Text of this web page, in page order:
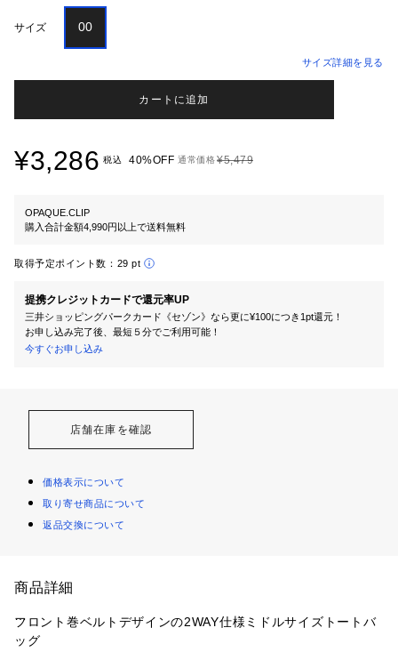
サイズ 00
サイズ詳細を見る
カートに追加
¥3,286 税込 40%OFF 通常価格¥5,479
OPAQUE.CLIP
購入合計金額4,990円以上で送料無料
取得予定ポイント数： 29 pt
提携クレジットカードで還元率UP
三井ショッピングパークカード《セゾン》なら更に¥100につき1pt還元！
お申し込み完了後、最短５分でご利用可能！
今すぐお申し込み
店舗在庫を確認
価格表示について
取り寄せ商品について
返品交換について
商品詳細
フロント巻ベルトデザインの2WAY仕様ミドルサイズトートバ
ッグ